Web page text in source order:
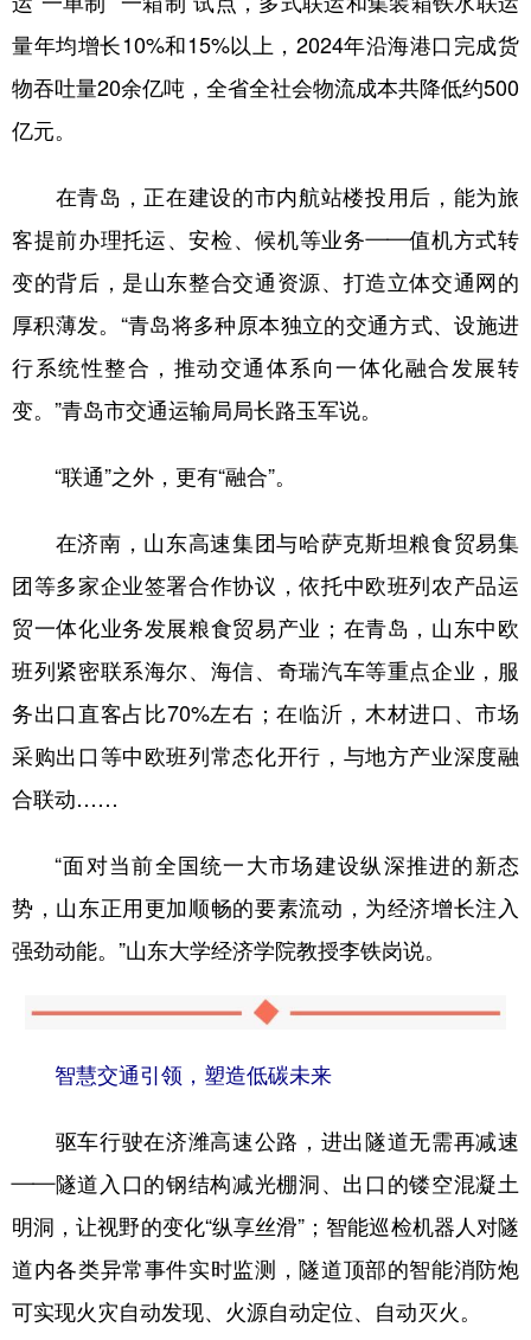
量年均增长10%和15%以上，2024年沿海港口完成货
物吞吐量20余亿吨，全省全社会物流成本共降低约500
亿元。
在青岛，正在建设的市内航站楼投用后，能为旅
客提前办理托运、安检、候机等业务——值机方式转
变的背后，是山东整合交通资源、打造立体交通网的
厚积薄发。“青岛将多种原本独立的交通方式、设施进
行系统性整合，推动交通体系向一体化融合发展转
变。”青岛市交通运输局局长路玉军说。
“联通”之外，更有“融合”。
在济南，山东高速集团与哈萨克斯坦粮食贸易集
团等多家企业签署合作协议，依托中欧班列农产品运
贸一体化业务发展粮食贸易产业；在青岛，山东中欧
班列紧密联系海尔、海信、奇瑞汽车等重点企业，服
务出口直客占比70%左右；在临沂，木材进口、市场
采购出口等中欧班列常态化开行，与地方产业深度融
合联动……
“面对当前全国统一大市场建设纵深推进的新态
势，山东正用更加顺畅的要素流动，为经济增长注入
强劲动能。”山东大学经济学院教授李铁岗说。
智慧交通引领，塑造低碳未来
驱车行驶在济潍高速公路，进出隧道无需再减速
——隧道入口的钢结构减光棚洞、出口的镂空混凝土
明洞，让视野的变化“纵享丝滑”；智能巡检机器人对隧
道内各类异常事件实时监测，隧道顶部的智能消防炮
可实现火灾自动发现、火源自动定位、自动灭火。